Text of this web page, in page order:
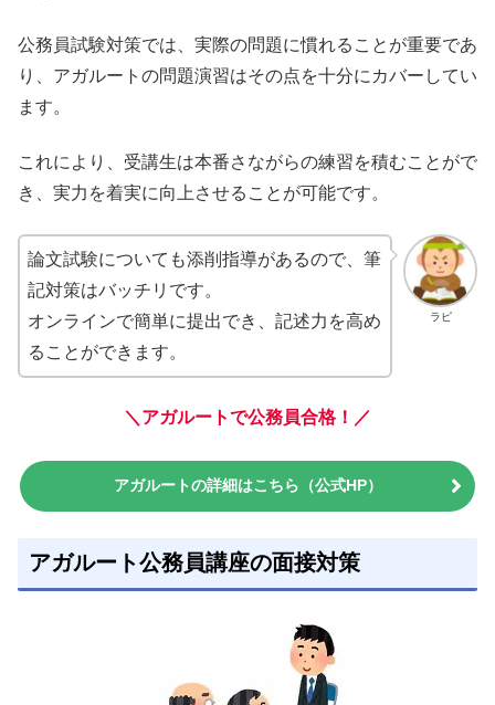
公務員試験対策では、実際の問題に慣れることが重要であ
り、アガルートの問題演習はその点を十分にカバーしてい
ます。
これにより、受講生は本番さながらの練習を積むことがで
き、実力を着実に向上させることが可能です。
ラピ
論文試験についても添削指導があるので、筆
記対策はバッチリです。
オンラインで簡単に提出でき、記述力を高め
ることができます。
＼アガルートで公務員合格！／
アガルートの詳細はこちら（公式HP）
アガルート公務員講座の面接対策